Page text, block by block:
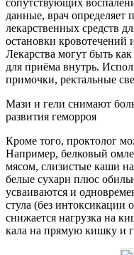
сопутствующих
данные, врач определяет
лекарственных средств
остановки кровотечений
Лекарства могут быть
для приёма внутрь.
примочки, ректальные
Мази и гели снимают
развития геморроя
Кроме того, проктолог
Например, белковый
мясом, слизистые каши
белые сухари плюс
усваиваются и
стула (без интоксикации
снижается нагрузка на
кала на прямую кишку и